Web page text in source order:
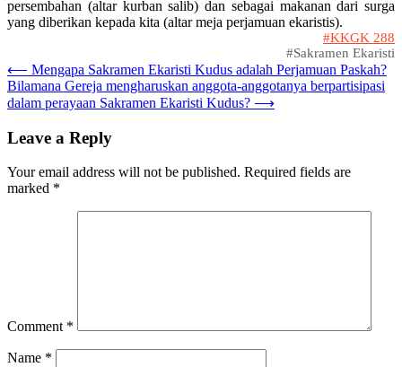
persembahan (altar kurban salib) dan sebagai makanan dari surga
yang diberikan kepada kita (altar meja perjamuan ekaristis).
#KKGK 288
#Sakramen Ekaristi
Post
navigation
⟵ Mengapa Sakramen Ekaristi Kudus adalah Perjamuan Paskah?
Bilamana Gereja mengharuskan anggota-anggotanya berpartisipasi
dalam perayaan Sakramen Ekaristi Kudus? ⟶
Leave a Reply
Your email address will not be published. Required fields are
marked *
Comment *
Name *